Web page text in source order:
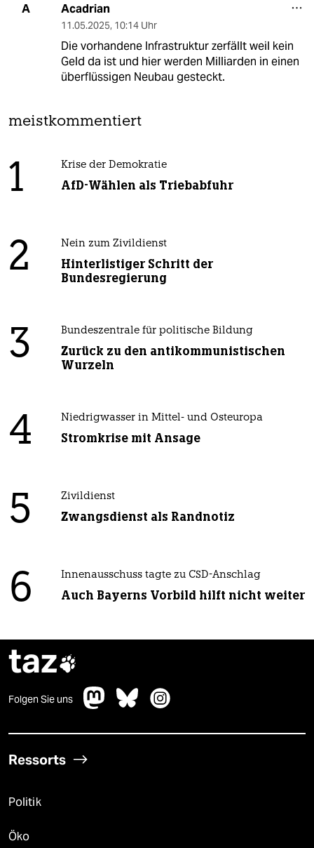
A Acadrian
11.05.2025, 10:14 Uhr
Die vorhandene Infrastruktur zerfällt weil kein
Geld da ist und hier werden Milliarden in einen
überflüssigen Neubau gesteckt.
meistkommentiert
1 Krise der Demokratie
AfD-Wählen als Triebabfuhr
2 Nein zum Zivildienst
Hinterlistiger Schritt der
Bundesregierung
3 Bundeszentrale für politische Bildung
Zurück zu den antikommunistischen
Wurzeln
4 Niedrigwasser in Mittel- und Osteuropa
Stromkrise mit Ansage
5 Zivildienst
Zwangsdienst als Randnotiz
6 Innenausschuss tagte zu CSD-Anschlag
Auch Bayerns Vorbild hilft nicht weiter
taz
Folgen Sie uns
Ressorts
Politik
Öko